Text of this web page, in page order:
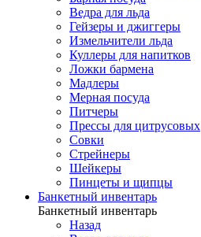
Ведра для льда
Гейзеры и джиггеры
Измельчители льда
Куллеры для напитков
Ложки бармена
Мадлеры
Мерная посуда
Питчеры
Прессы для цитрусовых
Совки
Стрейнеры
Шейкеры
Пинцеты и щипцы
Банкетный инвентарь
Банкетный инвентарь
Назад